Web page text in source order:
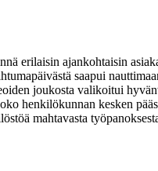
erilaisin ajankohtaisin
saapui
joukosta valikoitui
henkilökunnan kesken
mahtavasta